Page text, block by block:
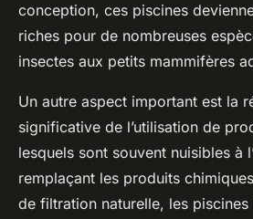
conception, ces piscines
riches pour de nombreuses
insectes aux petits mammifères
Un autre aspect important est la
significative de l’utilisation de
lesquels sont souvent nuisibles à
remplaçant les produits
de filtration naturelle, les piscines